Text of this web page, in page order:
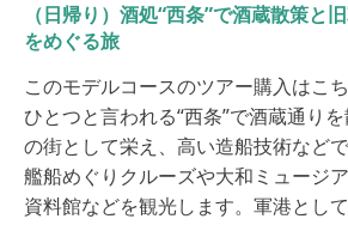
（日帰り）酒処“西条”で酒蔵散策と
をめぐる旅
このモデルコースのツアー購入はこ
ひとつと言われる“西条”で酒蔵通り
の街として栄え、高い造船技術など
艦船めぐりクルーズや大和ミュージ
資料館などを観光します。軍港とし